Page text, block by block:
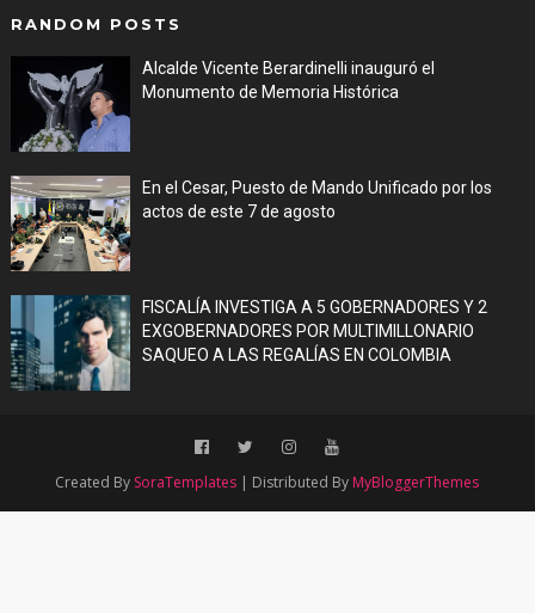
RANDOM POSTS
Alcalde Vicente Berardinelli inauguró el
Monumento de Memoria Histórica
En el Cesar, Puesto de Mando Unificado por los
actos de este 7 de agosto
FISCALÍA INVESTIGA A 5 GOBERNADORES Y 2
EXGOBERNADORES POR MULTIMILLONARIO
SAQUEO A LAS REGALÍAS EN COLOMBIA
Created By SoraTemplates | Distributed By MyBloggerThemes